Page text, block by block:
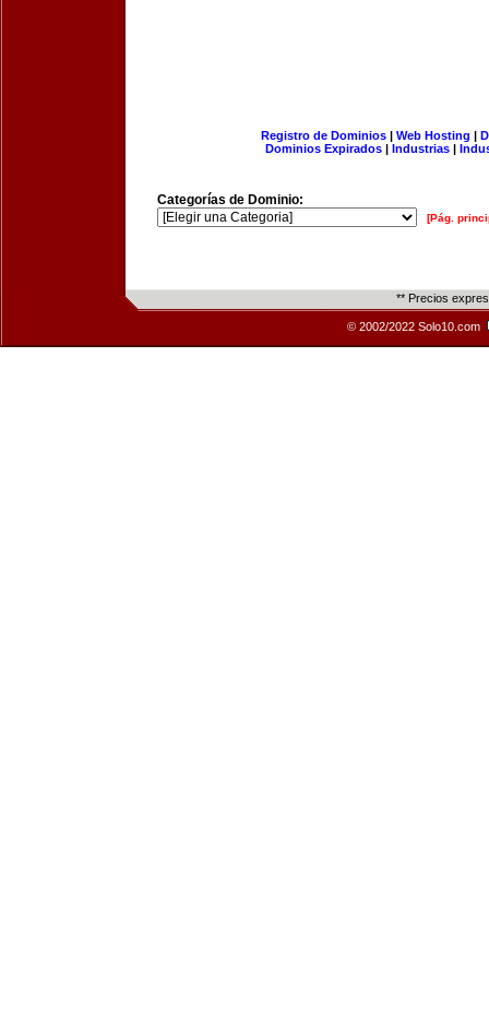
Registro de Dominios| Web Hosting |
Dominios Expirados | Industrias |
Categorías de Dominio:
[Pág.
** Precios
© 2002/2022 Solo10.com